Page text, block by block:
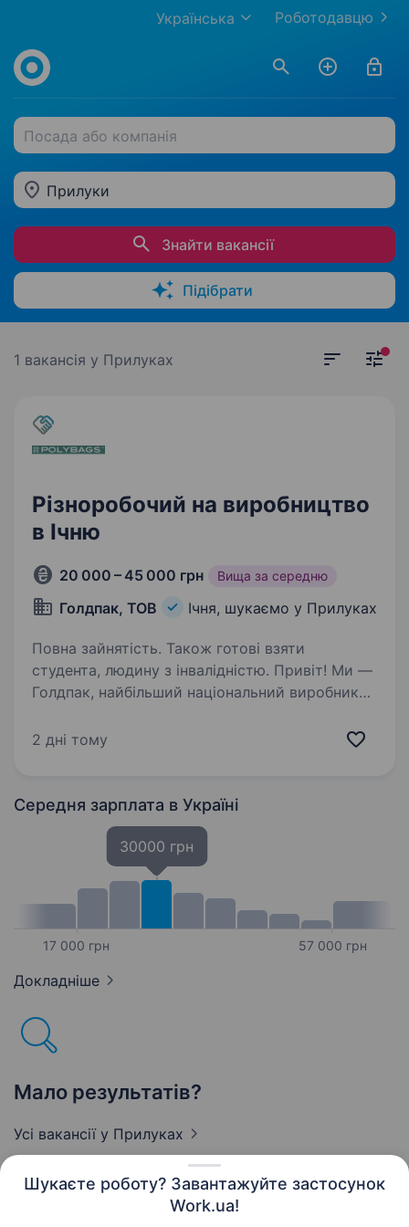
Шукаєте роботу? Завантажуйте застосунок
Work.ua!
Роботодавцю
Українська
Посада або компанія
Прилуки
Знайти вакансії
Підібрати
1 вакансія у Прилуках
Різноробочий на виробництво
в Ічню
20 000 – 45 000 грн Вища за середню
Голдпак, ТОВ Ічня, шукаємо у Прилуках
Повна зайнятість. Також готові взяти
студента, людину з інвалідністю. Привіт! Ми —
Голдпак, найбільший національний виробник
Запрошуємо до нашої команди оператора
2 дні тому
Середня зарплата в Україні
17 000 грн
30000 грн
57 000 грн
Докладніше
Мало результатів?
Усі вакансії у Прилуках